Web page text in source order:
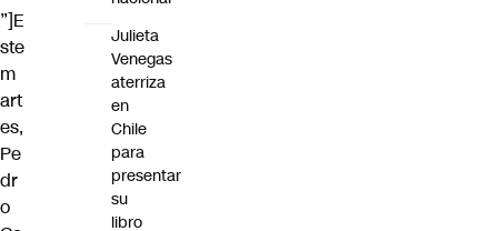
”]E
ste
m
art
es,
Pe
dr
o
Julieta
Venegas
aterriza
en
Chile
para
presentar
su
libro